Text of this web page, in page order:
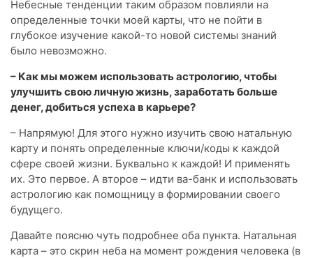
Небесные тенденции таким образом повлияли на
определенные точки моей карты, что не пойти в
глубокое изучение какой-то новой системы знаний
было невозможно.
– Как мы можем использовать астрологию, чтобы
улучшить свою личную жизнь, заработать больше
денег, добиться успеха в карьере?
– Напрямую! Для этого нужно изучить свою натальную
карту и понять определенные ключи/коды к каждой
сфере своей жизни. Буквально к каждой! И применять
их. Это первое. А второе – идти ва-банк и использовать
астрологию как помощницу в формировании своего
будущего.
Давайте поясню чуть подробнее оба пункта. Натальная
карта – это скрин неба на момент рождения человека (в